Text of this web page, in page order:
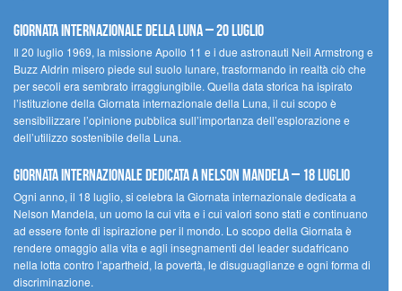
Giornata Internazionale della Luna – 20 luglio
Il 20 luglio 1969, la missione Apollo 11 e i due astronauti Neil Armstrong e
Buzz Aldrin misero piede sul suolo lunare, trasformando in realtà ciò che
per secoli era sembrato irraggiungibile. Quella data storica ha ispirato
l’istituzione della Giornata internazionale della Luna, il cui scopo è
sensibilizzare l’opinione pubblica sull’importanza dell’esplorazione e
dell’utilizzo sostenibile della Luna.
Giornata internazionale dedicata a Nelson Mandela – 18 luglio
Ogni anno, il 18 luglio, si celebra la Giornata internazionale dedicata a
Nelson Mandela, un uomo la cui vita e i cui valori sono stati e continuano
ad essere fonte di ispirazione per il mondo. Lo scopo della Giornata è
rendere omaggio alla vita e agli insegnamenti del leader sudafricano
nella lotta contro l’apartheid, la povertà, le disuguaglianze e ogni forma di
discriminazione.